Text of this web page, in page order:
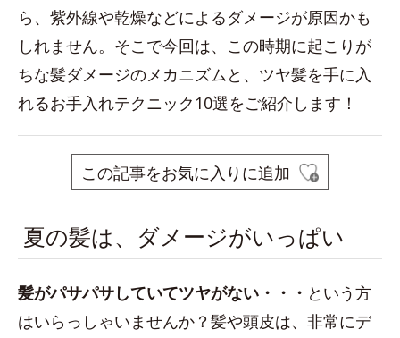
ら、紫外線や乾燥などによるダメージが原因かも
しれません。そこで今回は、この時期に起こりが
ちな髪ダメージのメカニズムと、ツヤ髪を手に入
れるお手入れテクニック10選をご紹介します！
この記事をお気に入りに追加
夏の髪は、ダメージがいっぱい
髪がパサパサしていてツヤがない・・ ・ という方
はいらっしゃいませんか？髪や頭皮は、非常にデ